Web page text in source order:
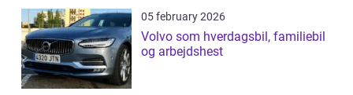
05 february 2026
Volvo som hverdagsbil, familiebil
og arbejdshest